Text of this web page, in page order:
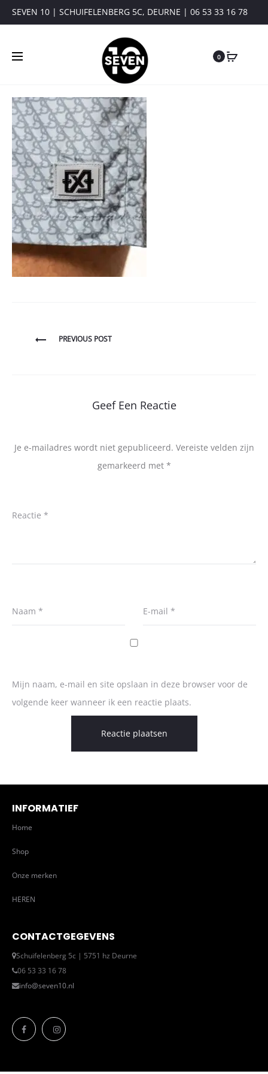
SEVEN 10 | SCHUIFELENBERG 5C, DEURNE | 06 53 33 16 78
0
BerichtPREVIOUS POST
Geef Een Reactie
Je e-mailadres wordt niet gepubliceerd. Vereiste velden zijn
gemarkeerd met *
Reactie *
Naam * E-mail *
Mijn naam, e-mail en site opslaan in deze browser voor de
volgende keer wanneer ik een reactie plaats.
INFORMATIEF
Home
Shop
Onze merken
HEREN
CONTACTGEGEVENS
Schuifelenberg 5c | 5751 hz Deurne
06 53 33 16 78
info@seven10.nl